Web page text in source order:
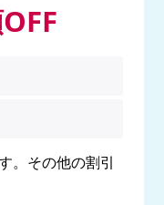
。その他の割引